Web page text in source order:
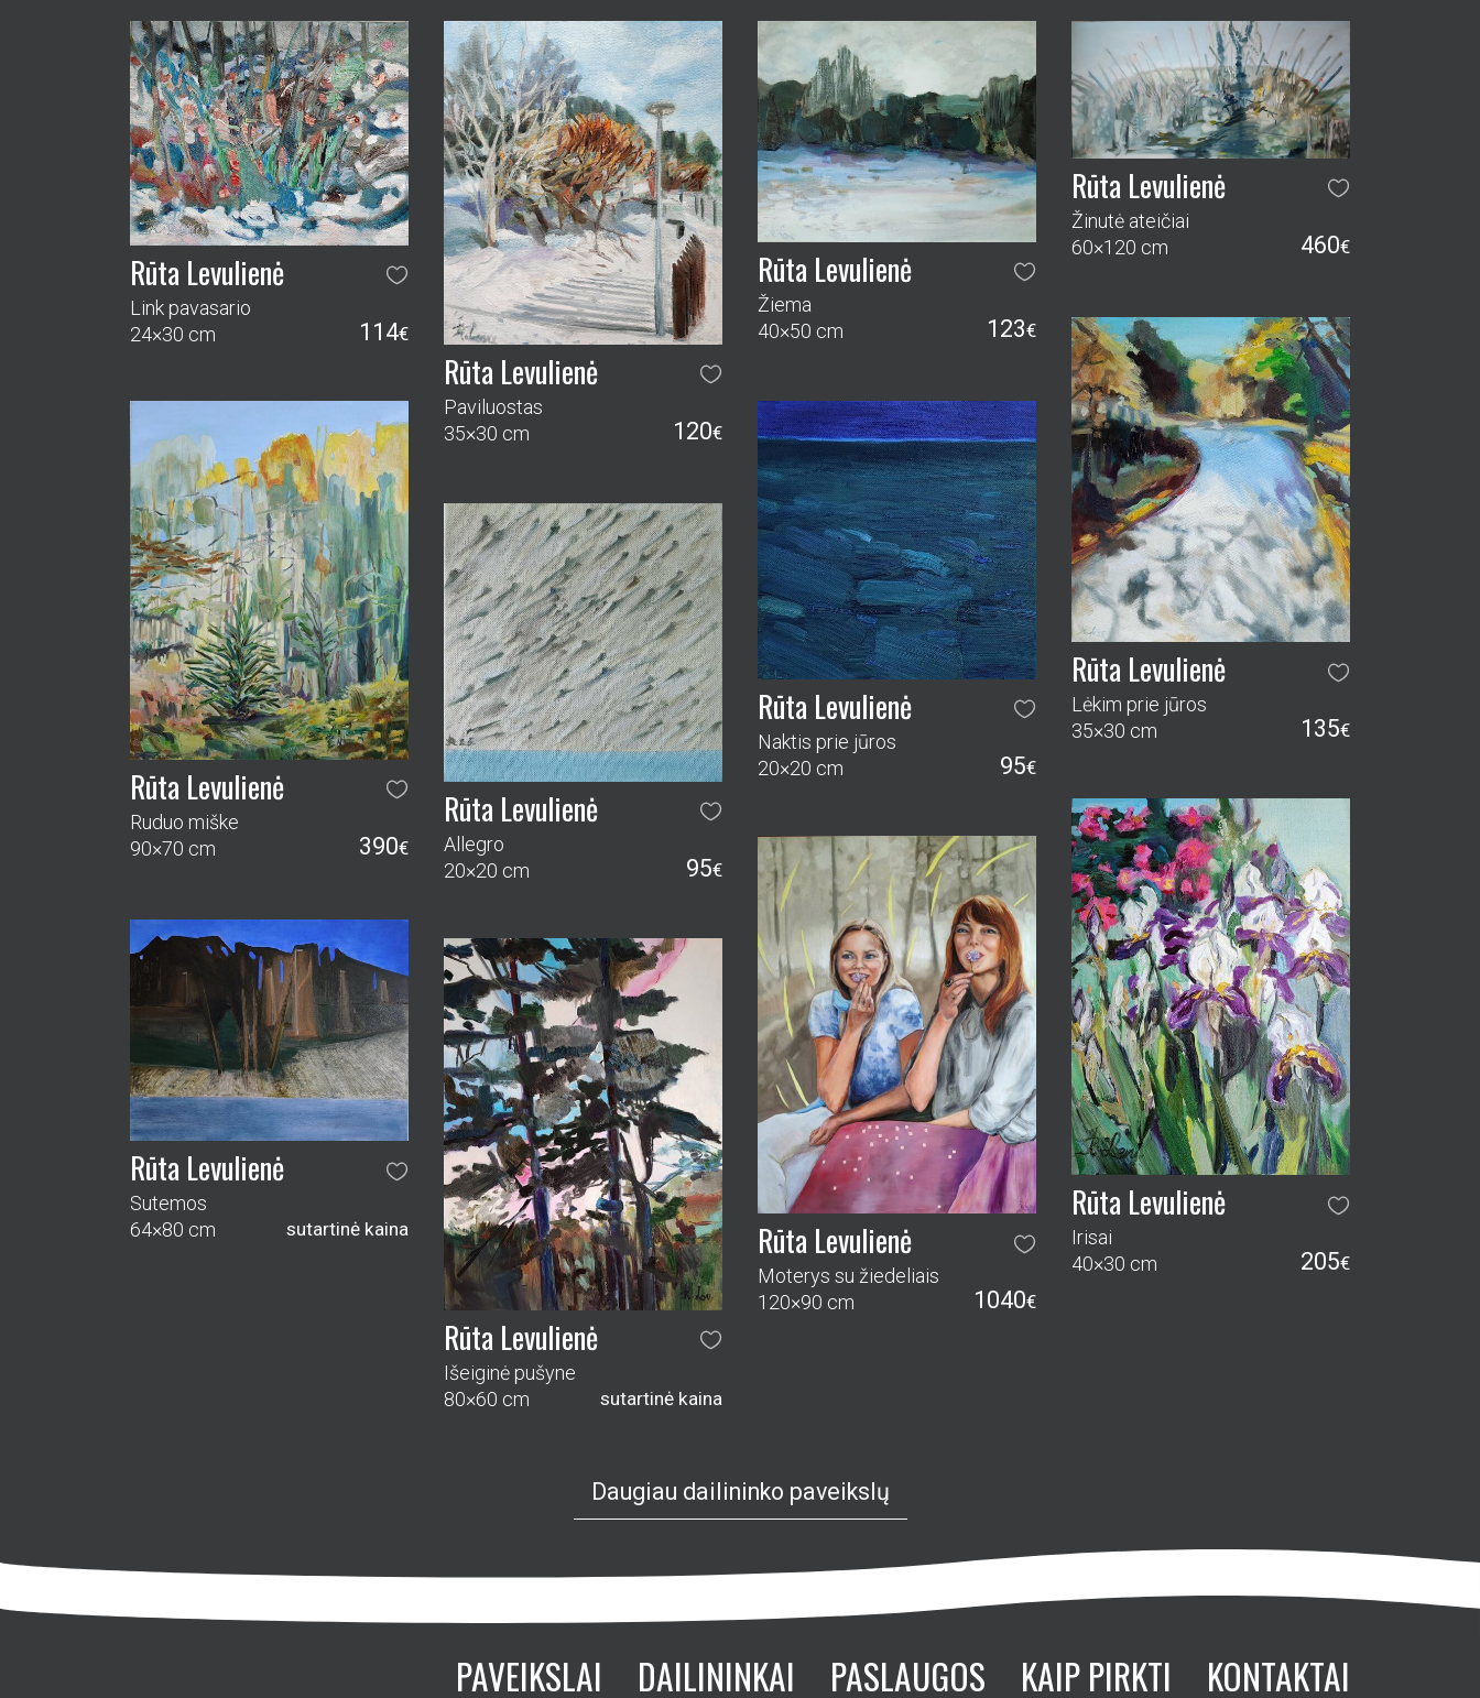
Rūta Levulienė
Link pavasario
24×30 cm
114€
Rūta Levulienė
Paviluostas
35×30 cm
120€
Rūta Levulienė
Žiema
40×50 cm
123€
Rūta Levulienė
Žinutė ateičiai
60×120 cm
460€
Rūta Levulienė
Lėkim prie jūros
35×30 cm
135€
Rūta Levulienė
Ruduo miške
90×70 cm
390€
Rūta Levulienė
Naktis prie jūros
20×20 cm
95€
Rūta Levulienė
Allegro
20×20 cm
95€
Rūta Levulienė
Irisai
40×30 cm
205€
Rūta Levulienė
Moterys su žiedeliais
120×90 cm
1040€
Rūta Levulienė
Sutemos
64×80 cm
sutartinė kaina
Rūta Levulienė
Išeiginė pušyne
80×60 cm
sutartinė kaina
Daugiau dailininko paveikslų
PAVEIKSLAI DAILININKAI PASLAUGOS KAIP PIRKTI KONTAKTAI